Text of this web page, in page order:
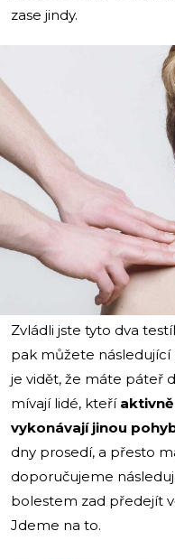
zase jindy.
Zvládli jste tyto dva
pak můžete
je vidět, že máte páteř
mívají lidé, kteříaktivně
vykonávají jinou
dny prosedí, a přesto
doporučujeme
bolestem zad předejít
Jdeme na to.